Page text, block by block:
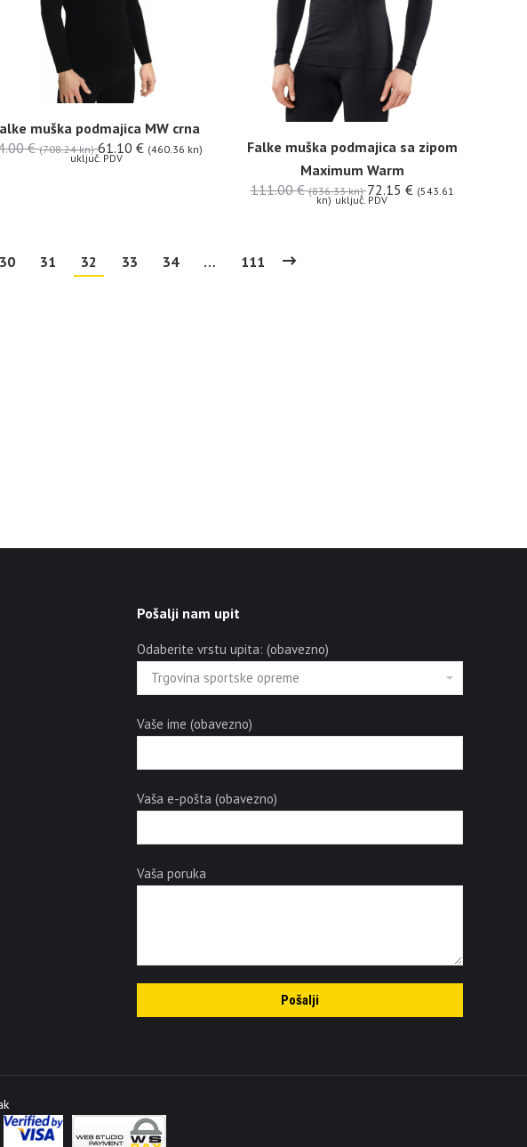
muška podmajica MW crna
€ (708.24 kn) 61.10 € (460.36 kn)
uključ. PDV
Falke muška podmajica sa zipom
Maximum Warm
111.00€ (836.33 kn) 72.15 € (543.61
kn) uključ. PDV
30 31 32 33 34 … 111
Pošalji nam upit
Odaberite vrstu upita: (obavezno)
Vaše ime (obavezno)
Vaša e-pošta (obavezno)
Vaša poruka